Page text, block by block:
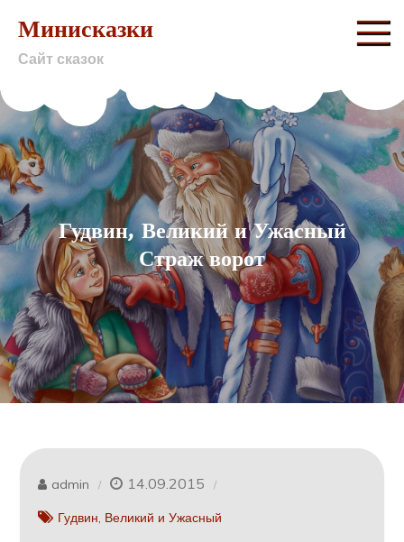
content
Минисказки
Сайт сказок
Гудвин, Великий и Ужасный
Страж ворот
admin 14.09.2015
Гудвин, Великий и Ужасный